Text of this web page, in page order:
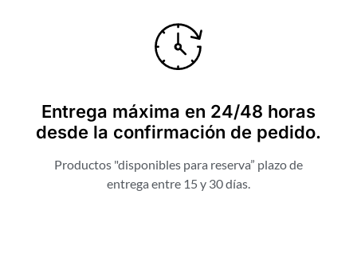
Entrega máxima en 24/48 horas
desde la confirmación de pedido.
Productos "disponibles para reserva” plazo de
entrega entre 15 y 30 días.